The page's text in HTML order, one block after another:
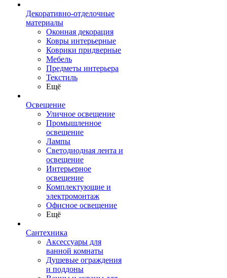
Декоративно-отделочные
материалы
Оконная декорация
Ковры интерьерные
Коврики придверные
Мебель
Предметы интерьера
Текстиль
Ещё
Освещение
Уличное освещение
Промышленное
освещение
Лампы
Светодиодная лента и
освещение
Интерьерное
освещение
Комплектующие и
электромонтаж
Офисное освещение
Ещё
Сантехника
Аксессуары для
ванной комнаты
Душевые ограждения
и поддоны